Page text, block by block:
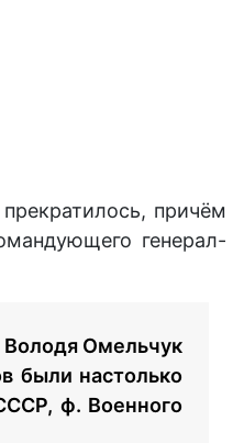
причём
генерал-
Володя Омельчук
были настолько
ф. Военного